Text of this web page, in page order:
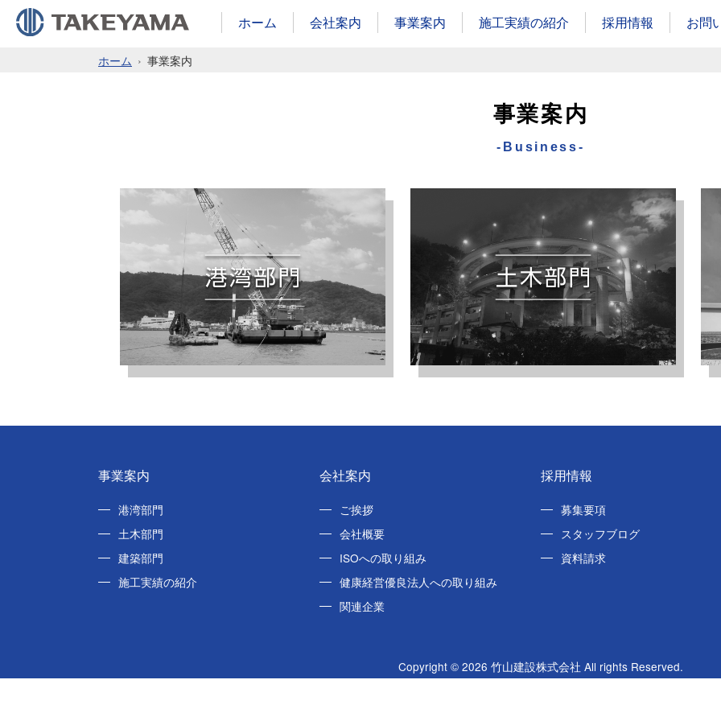
ホーム 会社案内 事業案内 施工実績の紹介 採用情報 お問
ホーム 事業案内
事業案内
-Business-
事業案内
港湾部門
土木部門
建築部門
施工実績の紹介
会社案内
ご挨拶
会社概要
ISOへの取り組み
健康経営優良法人への取り組み
関連企業
採用情報
募集要項
スタッフブログ
資料請求
Copyright © 2026 竹山建設株式会社 All rights Reserved.